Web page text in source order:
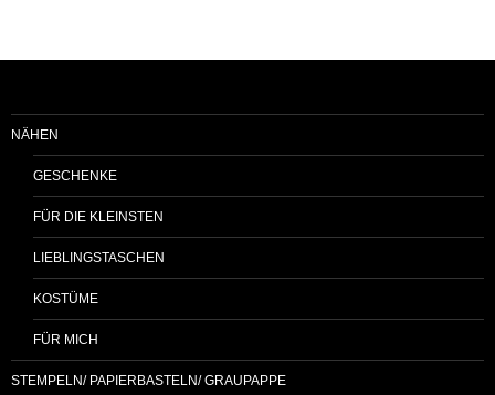
NÄHEN
GESCHENKE
FÜR DIE KLEINSTEN
LIEBLINGSTASCHEN
KOSTÜME
FÜR MICH
STEMPELN/ PAPIERBASTELN/ GRAUPAPPE